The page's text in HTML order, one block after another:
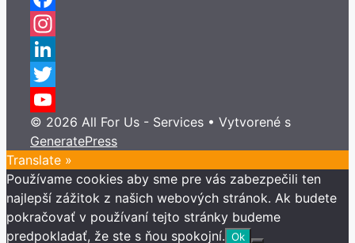
Facebook
Instagram
LinkedIn
Twitter
YouTube
Channel
© 2026 All For Us - Services • Vytvorené s
GeneratePress
Translate »
Používame cookies aby sme pre vás zabezpečili ten
najlepší zážitok z našich webových stránok. Ak budete
pokračovať v používaní tejto stránky budeme
predpokladať, že ste s ňou spokojní. Ok